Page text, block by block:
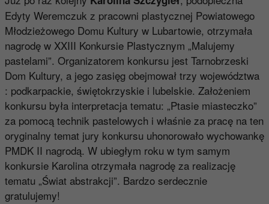
Edyty Weremczuk z pracowni plastycznej Powiatowego
Młodzieżowego Domu Kultury w Lubartowie, otrzymała
nagrodę w XXIII Konkursie Plastycznym „Malujemy
pastelami”. Organizatorem konkursu jest Tarnobrzeski
Dom Kultury, a jego zasięg obejmował trzy województwa
: podkarpackie, świętokrzyskie i lubelskie. Założeniem
konkursu była interpretacja tematu: „Ptasie miasteczko”
za pomocą technik pastelowych i właśnie za pracę na ten
oryginalny temat jury konkursu uhonorowało wychowankę
PMDK II nagrodą. W ubiegłym roku w tym samym
konkursie Karolina otrzymała nagrodę za realizację
tematu „Świat abstrakcji”. Bardzo serdecznie
gratulujemy!